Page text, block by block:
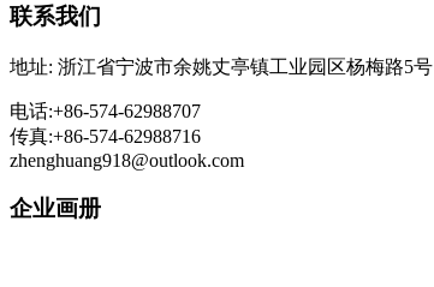
联系我们
地址: 浙江省宁波市余姚丈亭镇工业园区杨梅路5号
电话:+86-574-62988707
传真:+86-574-62988716
zhenghuang918@outlook.com
企业画册